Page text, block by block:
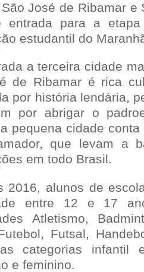
José de Ribamar e
entrada para a
estudantil do
a terceira cidade
de Ribamar é rica
por história lendária,
por abrigar o
pequena cidade
que levam a
em todo Brasil.
2016, alunos de
entre 12 e 17
Atletismo,
Futsal,
categorias infantil
e feminino.